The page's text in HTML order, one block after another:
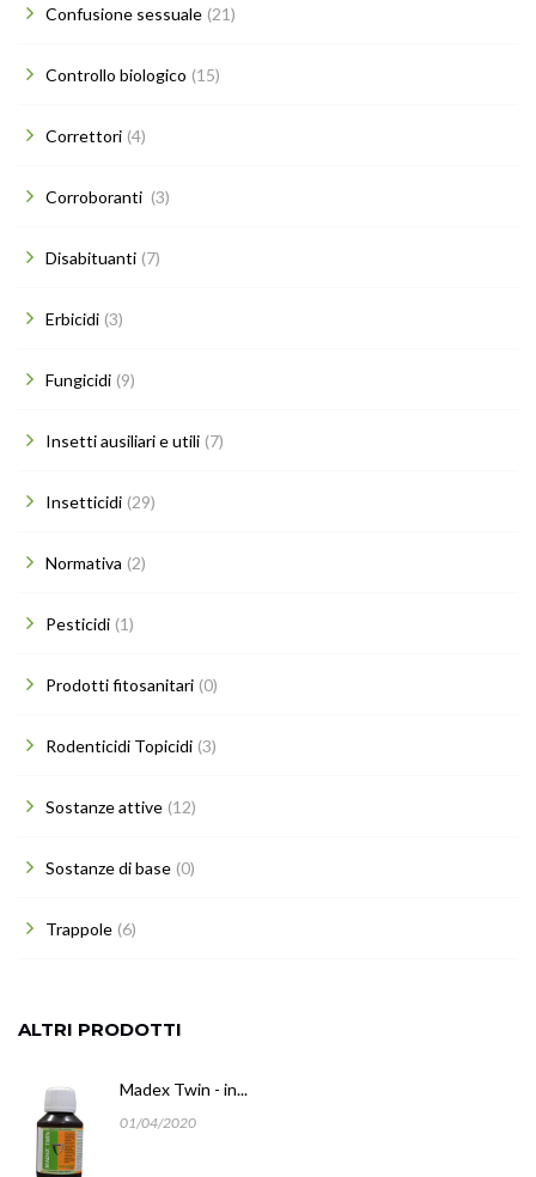
Confusione sessuale (21)
Controllo biologico (15)
Correttori (4)
Corroboranti (3)
Disabituanti (7)
Erbicidi (3)
Fungicidi (9)
Insetti ausiliari e utili (7)
Insetticidi (29)
Normativa (2)
Pesticidi (1)
Prodotti fitosanitari (0)
Rodenticidi Topicidi (3)
Sostanze attive (12)
Sostanze di base (0)
Trappole (6)
ALTRI PRODOTTI
Madex Twin - in...
01/04/2020